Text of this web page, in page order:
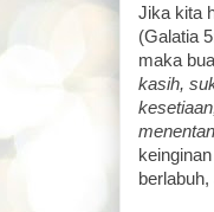
Jika kita
(Galatia
maka
kasih,